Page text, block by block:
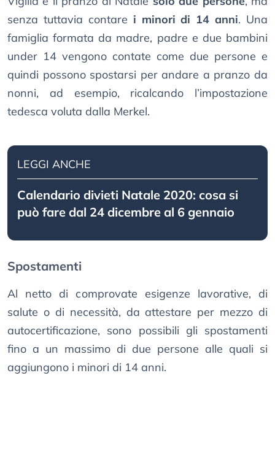
senza tuttavia contare i minori di 14 anni. Una
famiglia formata da madre, padre e due bambini
under 14 vengono contate come due persone e
quindi possono spostarsi per andare a pranzo da
nonni, ad esempio, ricalcando l’impostazione
tedesca voluta dalla Merkel.
LEGGI ANCHE
Calendario divieti Natale 2020: cosa si
può fare dal 24 dicembre al 6 gennaio
Spostamenti
Al netto di comprovate esigenze lavorative, di
salute o di necessità, da attestare per mezzo di
autocertificazione, sono possibili gli spostamenti
fino a un massimo di due persone alle quali si
aggiungono i minori di 14 anni.